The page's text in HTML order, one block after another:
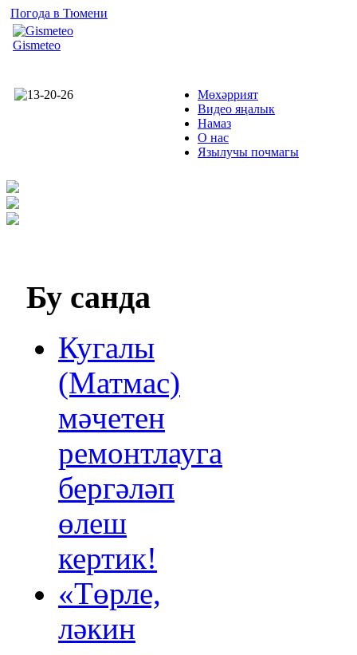
Погода в Тюмени
Gismeteo
Мөхәррият
Видео яңалык
Намаз
О нас
Язылучы почмагы
Бу санда
Кугалы
(Матмас)
мәчетен
ремонтлауга
бергәләп
өлеш
кертик!
«Төрле,
ләкин